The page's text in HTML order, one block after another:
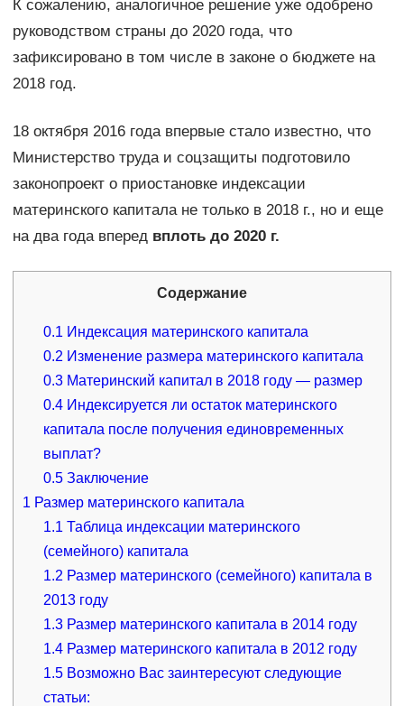
К сожалению, аналогичное решение уже одобрено
руководством страны до 2020 года, что
зафиксировано в том числе в законе о бюджете на
2018 год.
18 октября 2016 года впервые стало известно, что
Министерство труда и соцзащиты подготовило
законопроект о приостановке индексации
материнского капитала не только в 2018 г., но и еще
на два года вперед вплоть до 2020 г.
Содержание
0.1 Индексация материнского капитала
0.2 Изменение размера материнского капитала
0.3 Материнский капитал в 2018 году — размер
0.4 Индексируется ли остаток материнского
капитала после получения единовременных
выплат?
0.5 Заключение
1 Размер материнского капитала
1.1 Таблица индексации материнского
(семейного) капитала
1.2 Размер материнского (семейного) капитала в
2013 году
1.3 Размер материнского капитала в 2014 году
1.4 Размер материнского капитала в 2012 году
1.5 Возможно Вас заинтересуют следующие
статьи: